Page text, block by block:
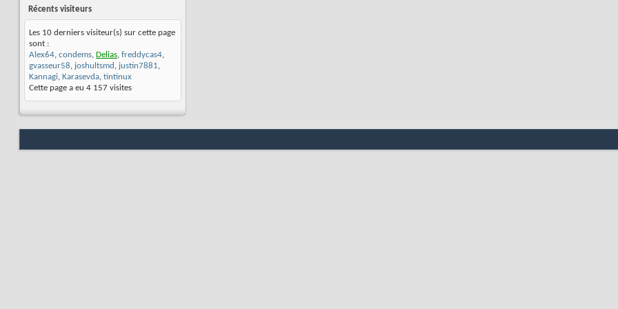
Récents visiteurs
Les 10 derniers visiteur(s) sur cette page
sont :
Alex64, condems, Delias, freddycas4,
gvasseur58, joshultsmd , justin7881,
Kannagi, Karasevda, tintinux
Cette page a eu 4 157 visites